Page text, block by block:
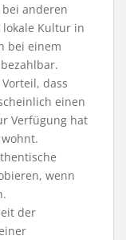
anderen
Kultur in
bei einem
dass
einen
Verfügung hat
wenn
der